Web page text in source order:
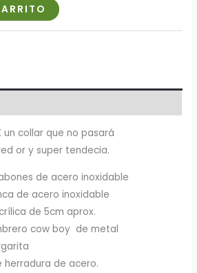
un collar que no pasará
or y super tendecia.
de acero inoxidable
de acero inoxidable
de 5cm aprox.
cow boy de metal
herradura de acero.